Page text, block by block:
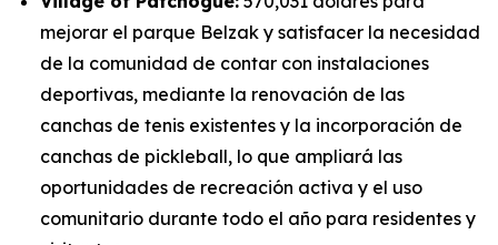
mejorar el parque Belzak y satisfacer la necesidad
de la comunidad de contar con instalaciones
deportivas, mediante la renovación de las
canchas de tenis existentes y la incorporación de
canchas de pickleball, lo que ampliará las
oportunidades de recreación activa y el uso
comunitario durante todo el año para residentes y